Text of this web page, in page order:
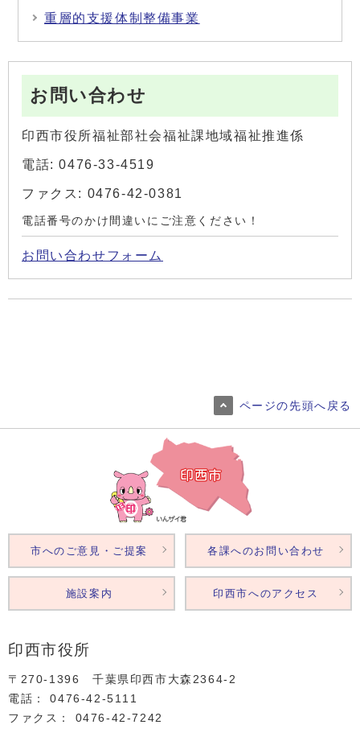
重層的支援体制整備事業
お問い合わせ
印西市役所福祉部社会福祉課地域福祉推進係
電話: 0476-33-4519
ファクス: 0476-42-0381
電話番号のかけ間違いにご注意ください！
お問い合わせフォーム
ページの先頭へ戻る
印西市役所
〒270-1396 千葉県印西市大森2364‐2
電話： 0476‐42‐5111
ファクス： 0476‐42‐7242
市へのご意見・ご提案 各課へのお問い合わせ
施設案内 印西市へのアクセス